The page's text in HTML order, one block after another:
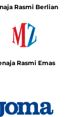
Rasmi Berlian
Rasmi Emas